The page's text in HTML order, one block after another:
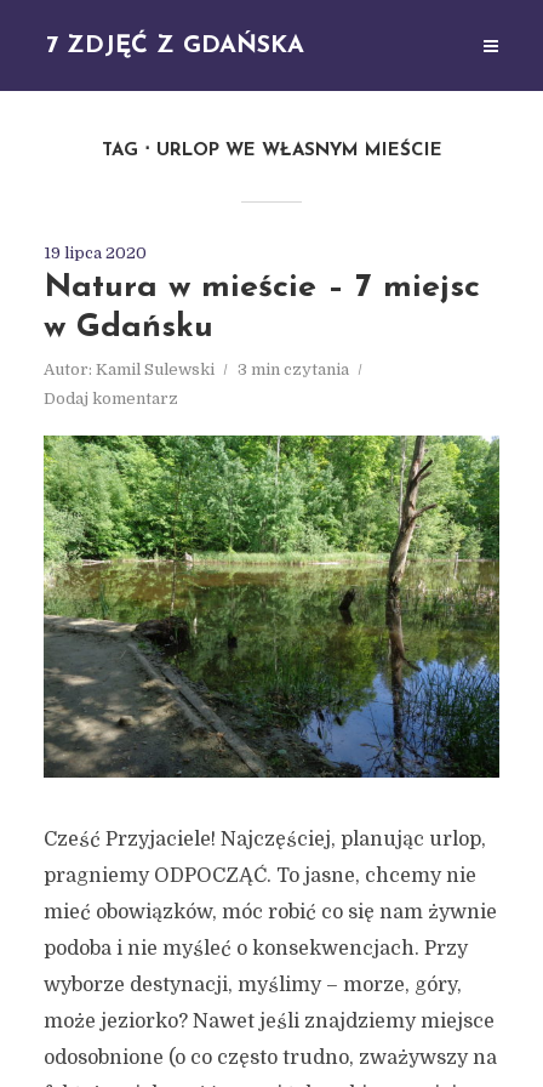
7 ZDJĘĆ Z GDAŃSKA
TAG URLOP WE WŁASNYM MIEŚCIE
19 lipca 2020
Natura w mieście – 7 miejsc
w Gdańsku
Autor: Kamil Sulewski
3 min czytania
Dodaj komentarz
Cześć Przyjaciele! Najczęściej, planując urlop,
pragniemy ODPOCZĄĆ. To jasne, chcemy nie
mieć obowiązków, móc robić co się nam żywnie
podoba i nie myśleć o konsekwencjach. Przy
wyborze destynacji, myślimy – morze, góry,
może jeziorko? Nawet jeśli znajdziemy miejsce
odosobnione (o co często trudno, zważywszy na